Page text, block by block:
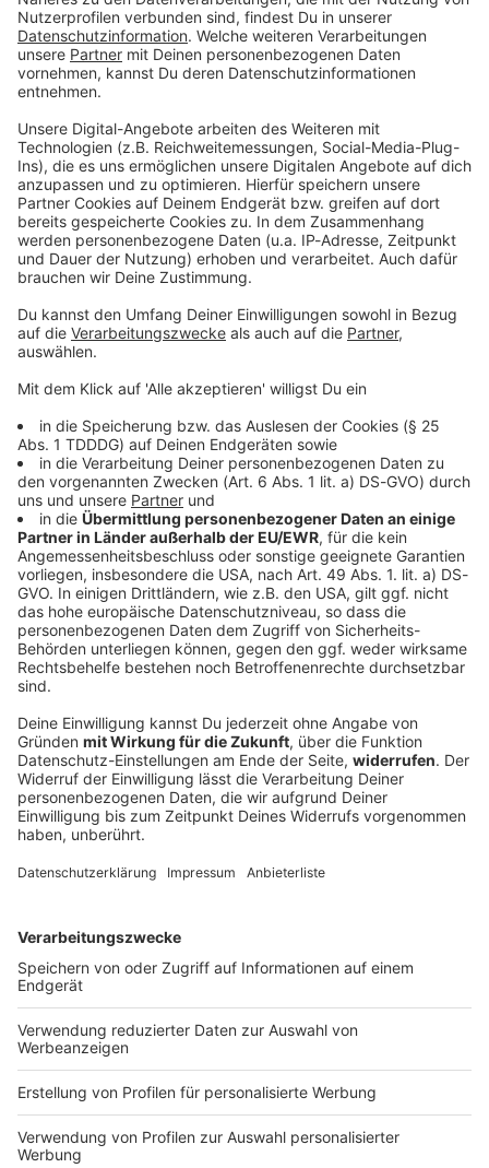
Du möchtest uns etwas sagen?
Studio Hotline
Kontaktformular
Sprachnachricht
© dpa-infocom, dpa:250912-930-28972/1
Bayern
Ein Toter und sechs Verletzte bei Unfall mit
Transporter
Ein Kleintransporter kommt von der Straße ab und
überschlägt sich. Einer der sieben Insassen stirbt,
DEINE GEMERKTEN ARTIKEL
Du hast dir noch keine Artikel gemerkt
Markiere sie hierfür mit einem